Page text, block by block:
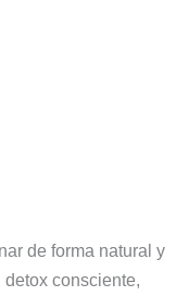
de forma natural y
consciente,